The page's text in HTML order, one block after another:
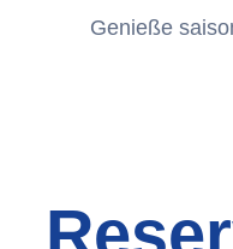
Genieße